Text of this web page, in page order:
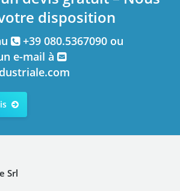
disposition
+39 080.5367090 ou
e-mail à
Srl